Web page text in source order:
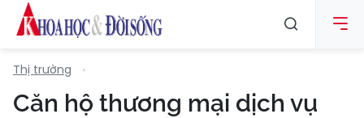
Thị trường
Căn hộ thương mại dịch vụ